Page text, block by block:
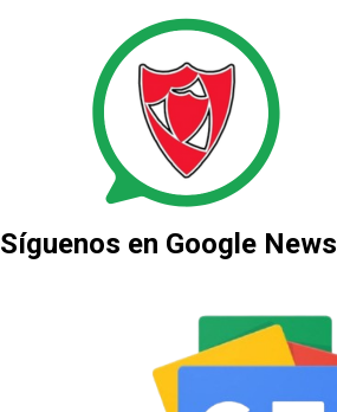
Síguenos en Google News